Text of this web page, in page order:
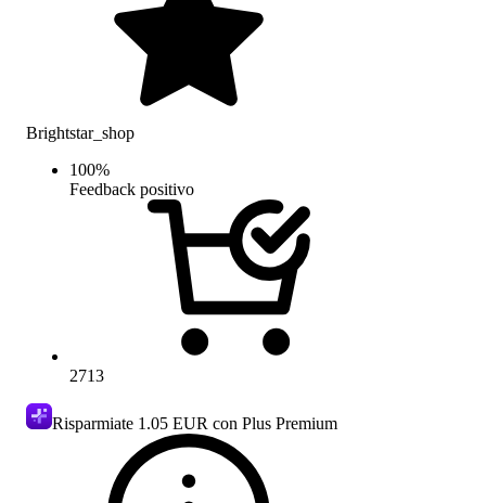
Brightstar_shop
100%
Feedback positivo
2713
Risparmiate 1.05 EUR con Plus Premium